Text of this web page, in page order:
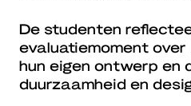
De studenten
evaluatiemoment
hun eigen ontwerp en
duurzaamheid en